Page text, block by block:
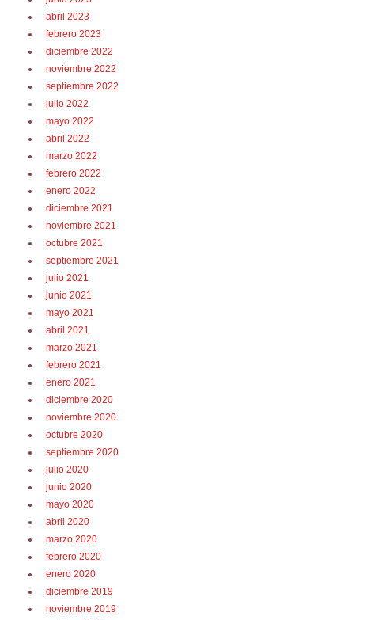
abril 2023
febrero 2023
diciembre 2022
noviembre 2022
septiembre 2022
julio 2022
mayo 2022
abril 2022
marzo 2022
febrero 2022
enero 2022
diciembre 2021
noviembre 2021
octubre 2021
septiembre 2021
julio 2021
junio 2021
mayo 2021
abril 2021
marzo 2021
febrero 2021
enero 2021
diciembre 2020
noviembre 2020
octubre 2020
septiembre 2020
julio 2020
junio 2020
mayo 2020
abril 2020
marzo 2020
febrero 2020
enero 2020
diciembre 2019
noviembre 2019